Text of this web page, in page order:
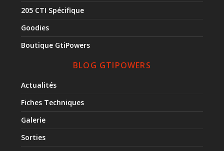
205 CTI Spécifique
Goodies
Boutique GtiPowers
BLOG GTIPOWERS
Actualités
Fiches Techniques
Galerie
Sorties